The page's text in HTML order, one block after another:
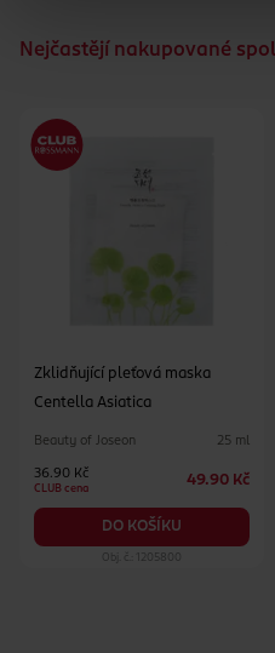
Nejčastějí nakupované
Zklidňující pleťová maska
Centella Asiatica
Beauty of Joseon 25 ml
36.90 Kč
CLUB cena
49.90 Kč
DO KOŠÍKU
Obj. č.: 1205800